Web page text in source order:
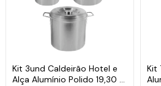
Kit 3und Caldeirão Hotel e
Alça Alumínio Polido 19,30 e
Kit